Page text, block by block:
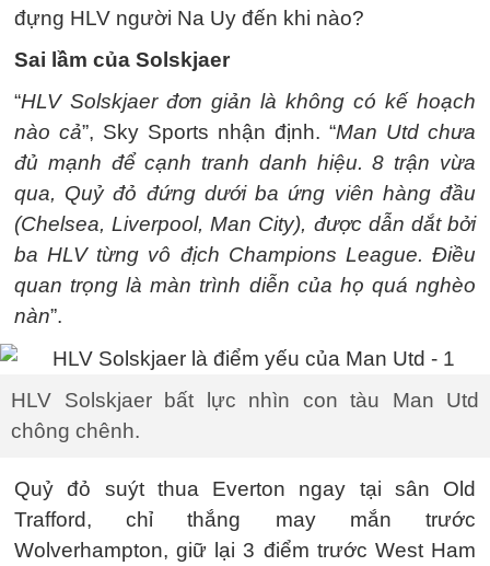
đựng HLV người Na Uy đến khi nào?
Sai lầm của Solskjaer
“HLV Solskjaer đơn giản là không có kế hoạch
nào cả”, Sky Sports nhận định. “Man Utd chưa
đủ mạnh để cạnh tranh danh hiệu. 8 trận vừa
qua, Quỷ đỏ đứng dưới ba ứng viên hàng đầu
(Chelsea, Liverpool, Man City), được dẫn dắt bởi
ba HLV từng vô địch Champions League. Điều
quan trọng là màn trình diễn của họ quá nghèo
nàn”.
HLV Solskjaer bất lực nhìn con tàu Man Utd
chông chênh.
Quỷ đỏ suýt thua Everton ngay tại sân Old
Trafford, chỉ thắng may mắn trước
Wolverhampton, giữ lại 3 điểm trước West Ham